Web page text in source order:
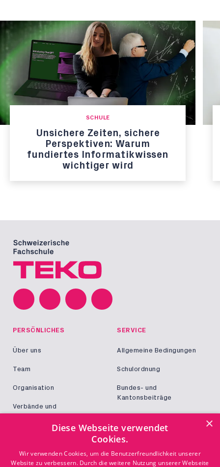
SCHULE
Unsichere Zeiten, sichere
Perspektiven: Warum
fundiertes Informatikwissen
wichtiger wird
PERSÖNLICHES
Über uns
Team
Organisation
Verbände und
SERVICE
Allgemeine Bedingungen
Schulordnung
Bundes- und
Kantonsbeiträge
KONTAKT
×
Diese Webseite verwendet
Cookies.
Wir verwenden Cookies, um die Benutzerfreundlichkeit unserer
Website zu verbessern. Durch die weitere Nutzung unserer Webseite